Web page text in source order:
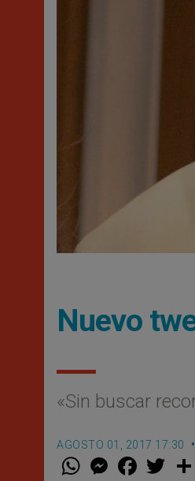
Nuevo
«Sin buscar
AGOSTO 01, 2017 17:30
W M
e
F
a w